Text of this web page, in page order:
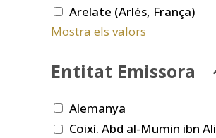
Arelate (Arlés, França)
Mostra els valors
Entitat Emissora
Alemanya
Coixí. Abd al-Mumin ibn Ali